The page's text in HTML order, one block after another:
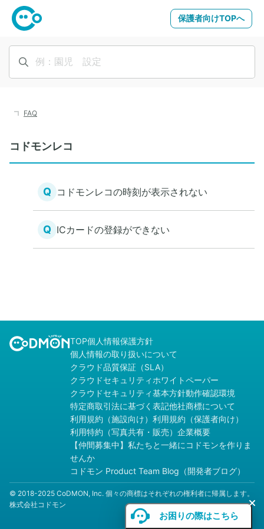
保護者向けTOPへ
FAQ
コドモンレコ
Q コドモンレコの時刻が表示されない
Q ICカードの登録ができない
TOP個人情報保護方針
個人情報の取り扱いについて
クラウド品質保証（SLA）
クラウドセキュリティホワイトペーパー
クラウドセキュリティ基本方針動作確認環境
特定商取引法に基づく表記他社商標について
利用規約（施設向け） 利用規約（保護者向け）
利用特約（写真共有・販売） 企業概要
【仲間募集中】私たちと一緒にコドモンを作りま
せんか
コドモン Product Team Blog（開発者ブログ）
© 2018-2025 CoDMON, Inc. 個々の商標はそれぞれの権利者に帰属します。
株式会社コドモン